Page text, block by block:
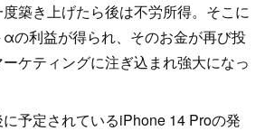
築き上げたら後は不労所得。そこに
の利益が得られ、そのお金が再び投
ケティングに注ぎ込まれ強大になっ
予定されているiPhone 14 Proの発